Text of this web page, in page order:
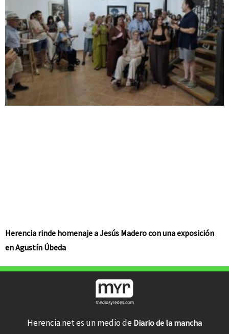
Herencia rinde homenaje a Jesús Madero con una exposición
en Agustín Úbeda
Herencia.net es un medio de Diario de la mancha